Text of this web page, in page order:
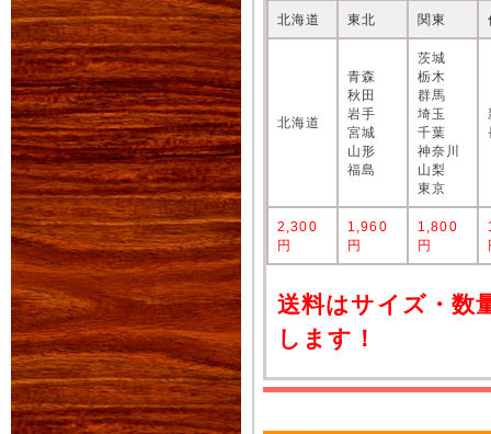
北海道 東北 関東
北海道
青森
秋田
岩手
宮城
山形
福島
茨城
栃木
群馬
埼玉
千葉
神奈川
山梨
東京
2,300
円
1,960
円
1,800
円
送料はサイズ・数
します！